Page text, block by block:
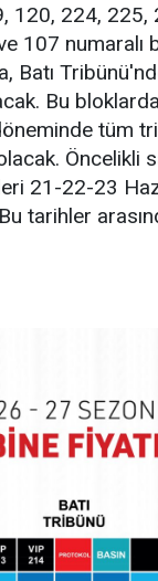
120, 224, 225,
107
Batı
Bu
tüm
Öncelikli
21-22-23
tarihler